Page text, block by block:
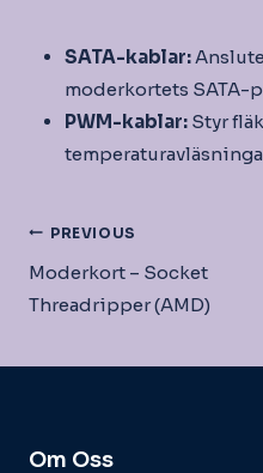
SATA-kablar:
moderkortets SATA-
PWM-kablar: Styr
PREVIOUS
Moderkort – Socket
Threadripper (AMD)
Om Oss